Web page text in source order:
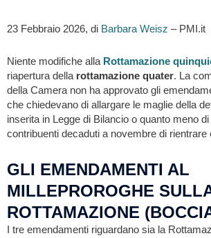
23 Febbraio 2026, di Barbara Weisz – PMI.it
Niente modifiche alla Rottamazione
riapertura della rottamazione quater. La
della Camera non ha approvato gli
che chiedevano di allargare le maglie della
inserita in Legge di Bilancio o quanto meno
contribuenti decaduti a novembre di rientrare
GLI EMENDAMENTI AL
MILLEPROROGHE
ROTTAMAZIONE
I tre emendamenti riguardano sia la